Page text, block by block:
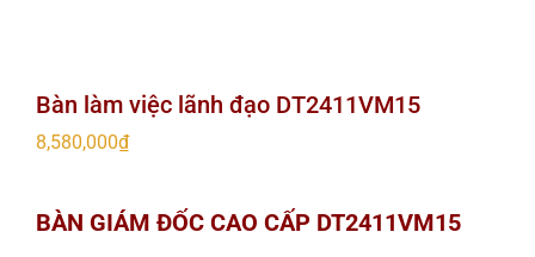
Bàn làm việc lãnh đạo DT2411VM15
8,580,000₫
BÀN GIÁM ĐỐC CAO CẤP DT2411VM15